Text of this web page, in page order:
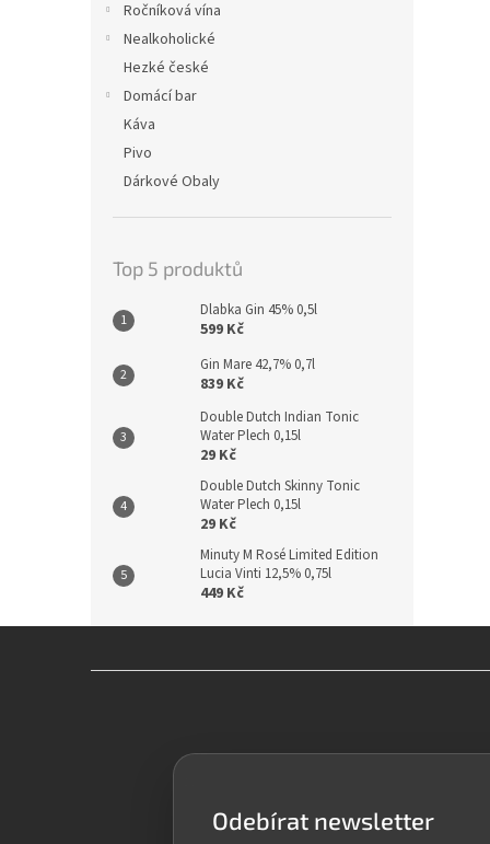
Ročníková vína
Nealkoholické
Hezké české
Domácí bar
Káva
Pivo
Dárkové Obaly
Top 5 produktů
Dlabka Gin 45% 0,5l
599 Kč
Gin Mare 42,7% 0,7l
839 Kč
Double Dutch Indian Tonic
Water Plech 0,15l
29 Kč
Double Dutch Skinny Tonic
Water Plech 0,15l
29 Kč
Minuty M Rosé Limited Edition
Lucia Vinti 12,5% 0,75l
449 Kč
Odebírat newsletter